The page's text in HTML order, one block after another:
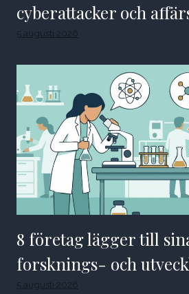
cyberattacker och
5 augusti 2026
8 företag lägger till
forsknings- och
5 augusti 2026